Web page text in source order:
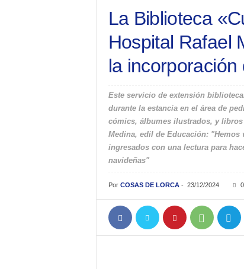
La Biblioteca
Hospital Rafael
la
Este servicio de extensión
durante la estancia en el área de
cómics, álbumes ilustrados, y libros
Medina, edil de Educación:
ingresados con una lectura para
navideñas"
Por COSAS DE LORCA- 23/12/2024 0